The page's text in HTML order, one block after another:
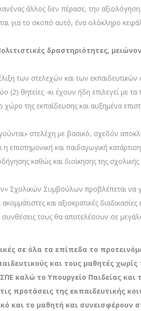
άλλος δεν πέρασε, την
για το σκοπό αυτό, ένα ολόκληρο
δραστηριότητες,
των στελεχών και των εκπαιδευτικών
(2) θητείες -κι έχουν ήδη επιλεγεί με
της εκπαίδευσης και αυξημένα
στελέχη με βασικό, σχεδόν
και παιδαγωγική
καθώς και διοίκησης της
Σχολικών Συμβούλων προβλέπεται να
και αξιοκρατικές
τους θα αποτελέσουν σε
σε όλα τα επίπεδα το
και τους μαθητές χωρίς
καλώ το Υπουργείο Παιδείας και
προτάσεις της εκπαιδευτικής
και το μαθητή και συνεισφέρουν